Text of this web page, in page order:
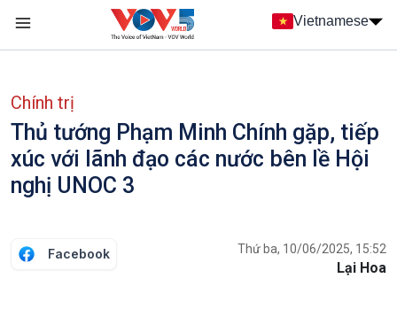
Nhảy đến nội dung
Vietnamese
Chính trị
Thủ tướng Phạm Minh Chính gặp, tiếp
xúc với lãnh đạo các nước bên lề Hội
nghị UNOC 3
Facebook Thứ ba, 10/06/2025, 15:52
Lại Hoa